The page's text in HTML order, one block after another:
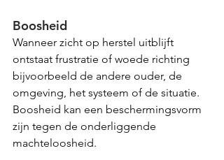
Boosheid
Wanneer zicht op herstel uitblijft
ontstaat frustratie of woede richting
bijvoorbeeld de andere ouder, de
omgeving, het systeem of de situatie.
Boosheid kan een beschermingsvorm
zijn tegen de onderliggende
machteloosheid.